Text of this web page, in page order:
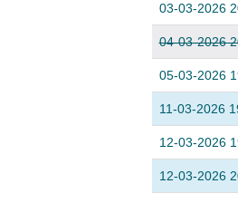
03-03-2026
04-03-2026
05-03-2026
11-03-2026
12-03-2026
12-03-2026